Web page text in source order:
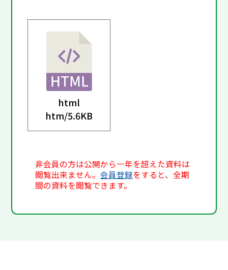
html
htm/5.6KB
非会員の方は公開から一年を超えた資料は
閲覧出来ません。会員登録をすると、全期
間の資料を閲覧できます。